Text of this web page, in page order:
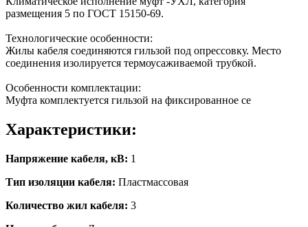
размещения 5 по ГОСТ 15150-69.
Технологические особенности:
Жилы кабеля соединяются гильзой под опрессовку. Место
соединения изолируется термоусаживаемой трубкой.
Особенности комплектации:
Муфта комплектуется гильзой на фиксированное се
Характеристики:
Напряжение кабеля, кВ: 1
Тип изоляции кабеля: Пластмассовая
Количество жил кабеля: 3